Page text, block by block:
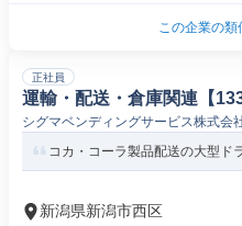
この企業の類
正社員
運輸・配送・倉庫関連【
シグマベンディングサービス株式会
コカ・コーラ製品配送の大型ド
新潟県新潟市西区